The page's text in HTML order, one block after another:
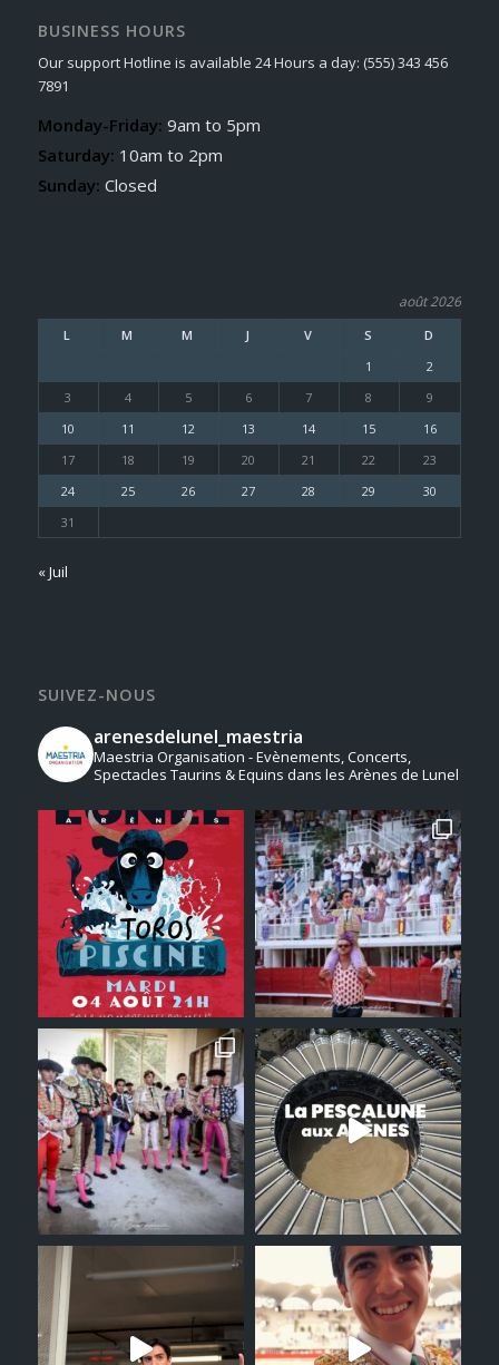
BUSINESS HOURS
Our support Hotline is available 24 Hours a day: (555) 343 456
7891
Monday-Friday: 9am to 5pm
Saturday: 10am to 2pm
Sunday: Closed
août 2026
L M M J V S
D
1
2
3
4 5 6 7 8
9
10
11 12 13 14 15
16
17
18 19 20 21 22
23
24
25 26 27 28 29
30
31
« Juil
SUIVEZ-NOUS
arenesdelunel_maestria
Maestria Organisation - Evènements, Concerts,
Spectacles Taurins & Equins dans les Arènes de Lunel